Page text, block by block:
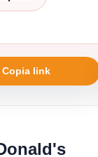
Copia link